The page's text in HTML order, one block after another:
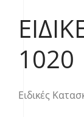
1020
Ειδικές